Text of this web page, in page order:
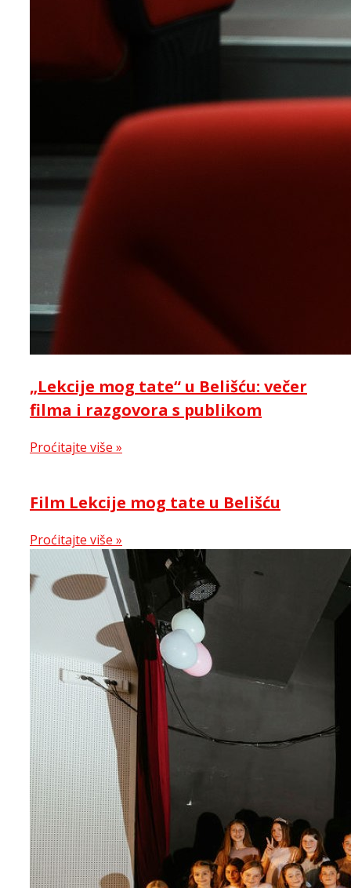
„Lekcije mog tate“ u Belišću: večer
filma i razgovora s publikom
Proćitajte više »
Film Lekcije mog tate u Belišću
Proćitajte više »